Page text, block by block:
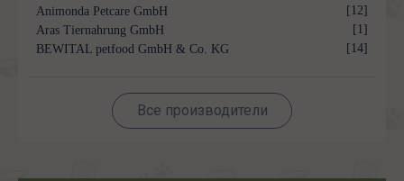
Animonda Petcare GmbH
[12]
Aras Tiernahrung GmbH
[1]
BEWITAL petfood GmbH & Co. KG
[14]
Все производители